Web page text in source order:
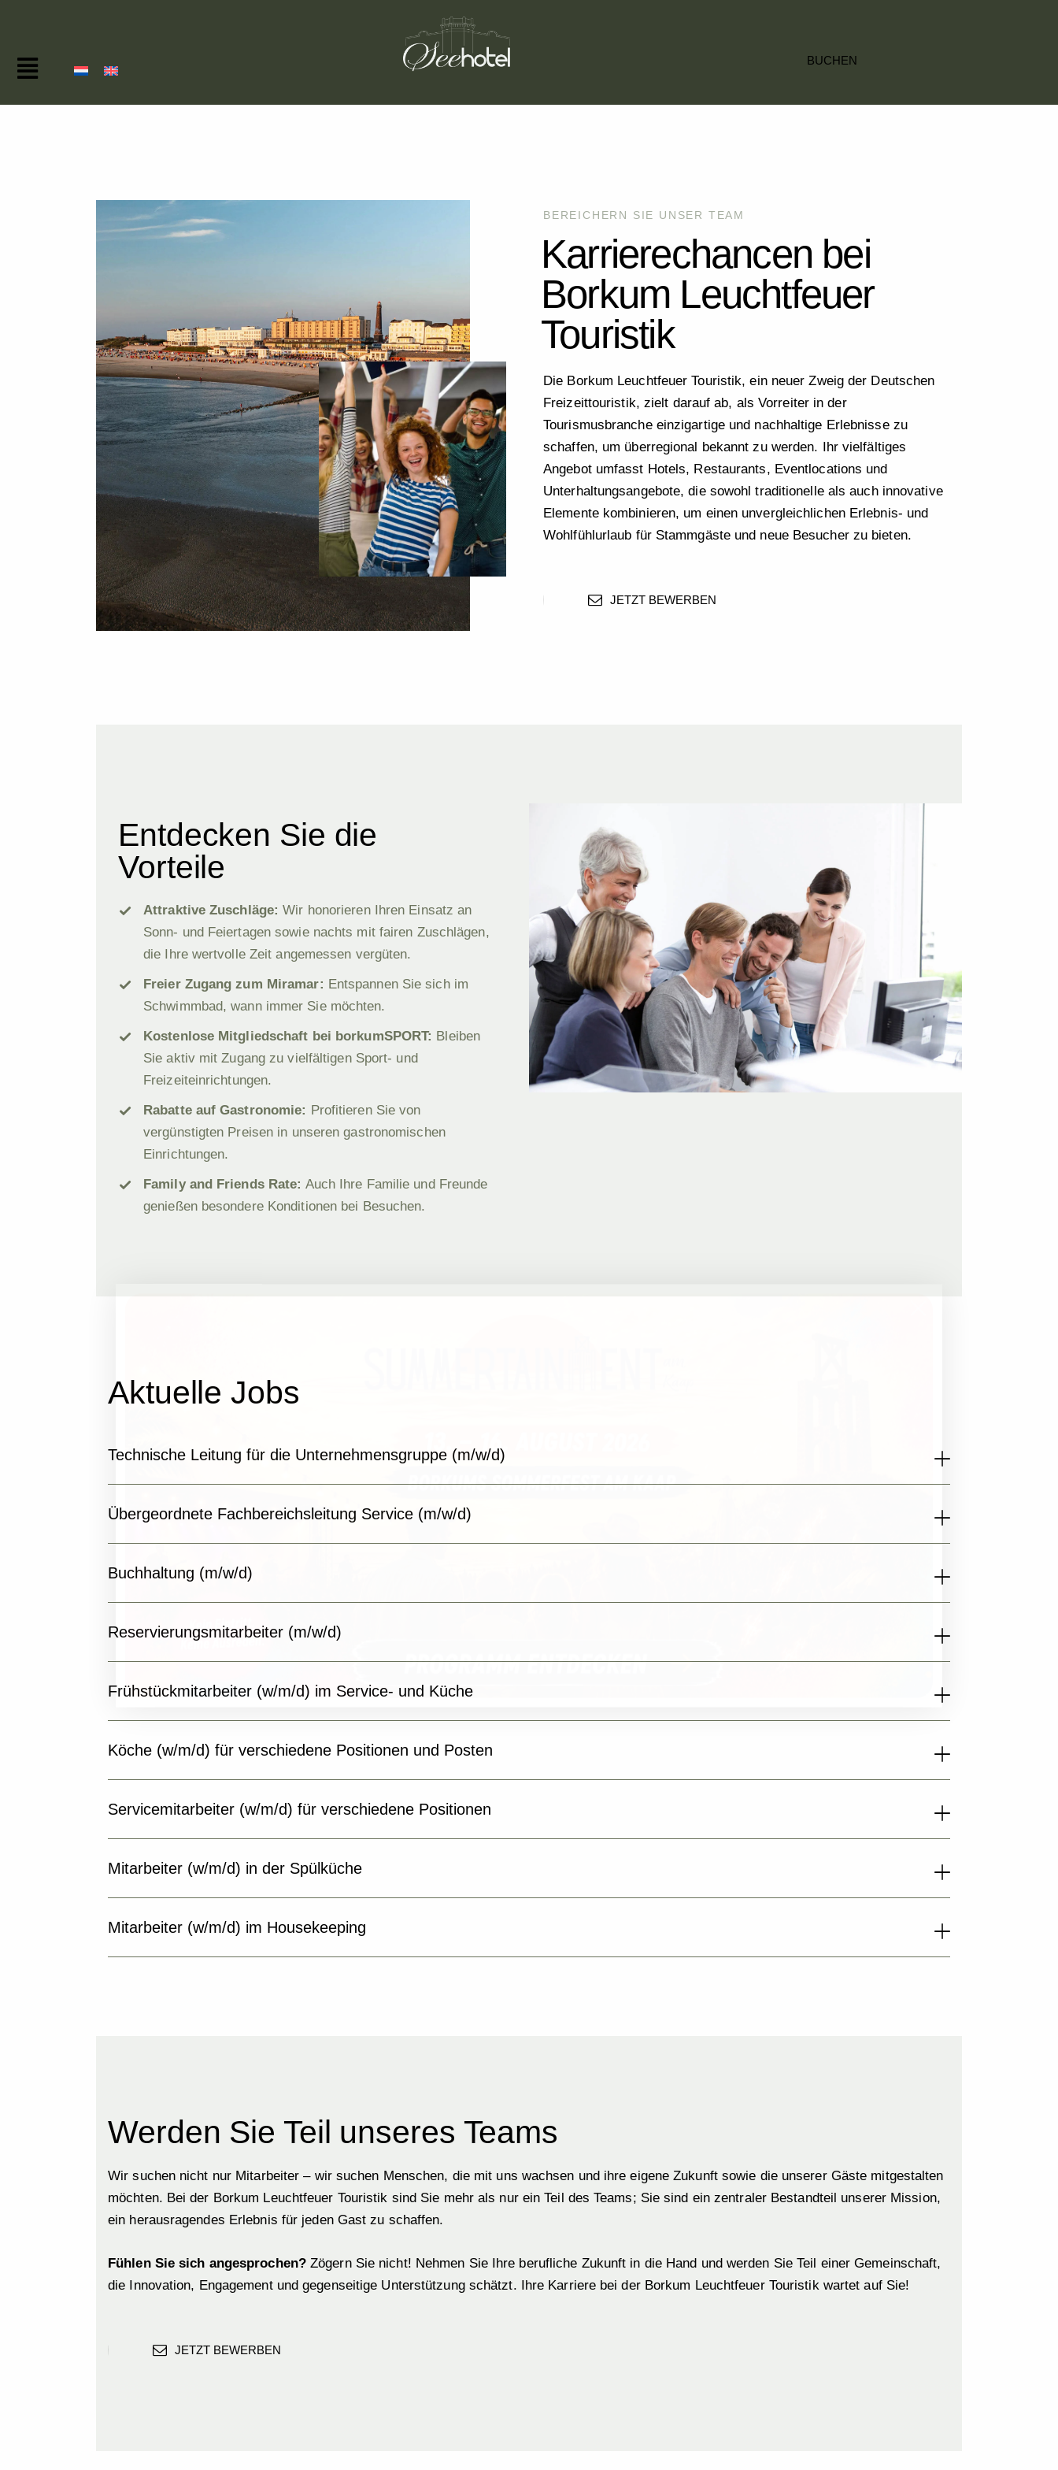
BUCHEN
BEREICHERN SIE UNSER TEAM
Karrierechancen bei
Borkum Leuchtfeuer
Touristik
Die Borkum Leuchtfeuer Touristik, ein neuer Zweig der Deutschen
Freizeittouristik, zielt darauf ab, als Vorreiter in der
Tourismusbranche einzigartige und nachhaltige Erlebnisse zu
schaffen, um überregional bekannt zu werden. Ihr vielfältiges
Angebot umfasst Hotels, Restaurants, Eventlocations und
Unterhaltungsangebote, die sowohl traditionelle als auch innovative
Elemente kombinieren, um einen unvergleichlichen Erlebnis- und
Wohlfühlurlaub für Stammgäste und neue Besucher zu bieten.
JETZT BEWERBEN
Entdecken Sie die
Vorteile
Attraktive Zuschläge: Wir honorieren Ihren Einsatz an
Sonn- und Feiertagen sowie nachts mit fairen Zuschlägen,
die Ihre wertvolle Zeit angemessen vergüten.
Freier Zugang zum Miramar: Entspannen Sie sich im
Schwimmbad, wann immer Sie möchten.
Kostenlose Mitgliedschaft bei borkumSPORT: Bleiben
Sie aktiv mit Zugang zu vielfältigen Sport- und
Freizeiteinrichtungen.
Rabatte auf Gastronomie: Profitieren Sie von
vergünstigten Preisen in unseren gastronomischen
Einrichtungen.
Family and Friends Rate: Auch Ihre Familie und Freunde
genießen besondere Konditionen bei Besuchen.
Aktuelle Jobs
Technische Leitung für die Unternehmensgruppe (m/w/d)
Übergeordnete Fachbereichsleitung Service (m/w/d)
Buchhaltung (m/w/d)
Reservierungsmitarbeiter (m/w/d)
Frühstückmitarbeiter (w/m/d) im Service- und Küche
Köche (w/m/d) für verschiedene Positionen und Posten
Servicemitarbeiter (w/m/d) für verschiedene Positionen
Mitarbeiter (w/m/d) in der Spülküche
Mitarbeiter (w/m/d) im Housekeeping
Werden Sie Teil unseres Teams
Wir suchen nicht nur Mitarbeiter – wir suchen Menschen, die mit uns wachsen und ihre eigene Zukunft sowie die unserer Gäste mitgestalten
möchten. Bei der Borkum Leuchtfeuer Touristik sind Sie mehr als nur ein Teil des Teams; Sie sind ein zentraler Bestandteil unserer Mission,
ein herausragendes Erlebnis für jeden Gast zu schaffen.
Fühlen Sie sich angesprochen?Zögern Sie nicht! Nehmen Sie Ihre berufliche Zukunft in die Hand und werden Sie Teil einer Gemeinschaft,
die Innovation, Engagement und gegenseitige Unterstützung schätzt. Ihre Karriere bei der Borkum Leuchtfeuer Touristik wartet auf Sie!
JETZT BEWERBEN